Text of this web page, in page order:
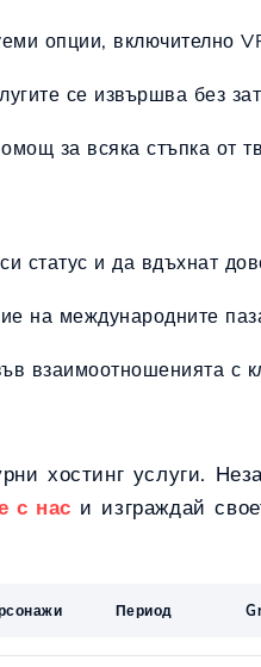
опции, включително
се извършва без
за всяка стъпка от
статус и да вдъхнат
на международните
взаимоотношенията с
хостинг услуги.
с нас и изграждай
Период